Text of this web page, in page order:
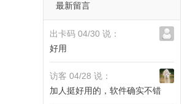
最新留言
出卡码 04/30 说：
好用
访客 04/28 说：
加人挺好用的，软件确实不错